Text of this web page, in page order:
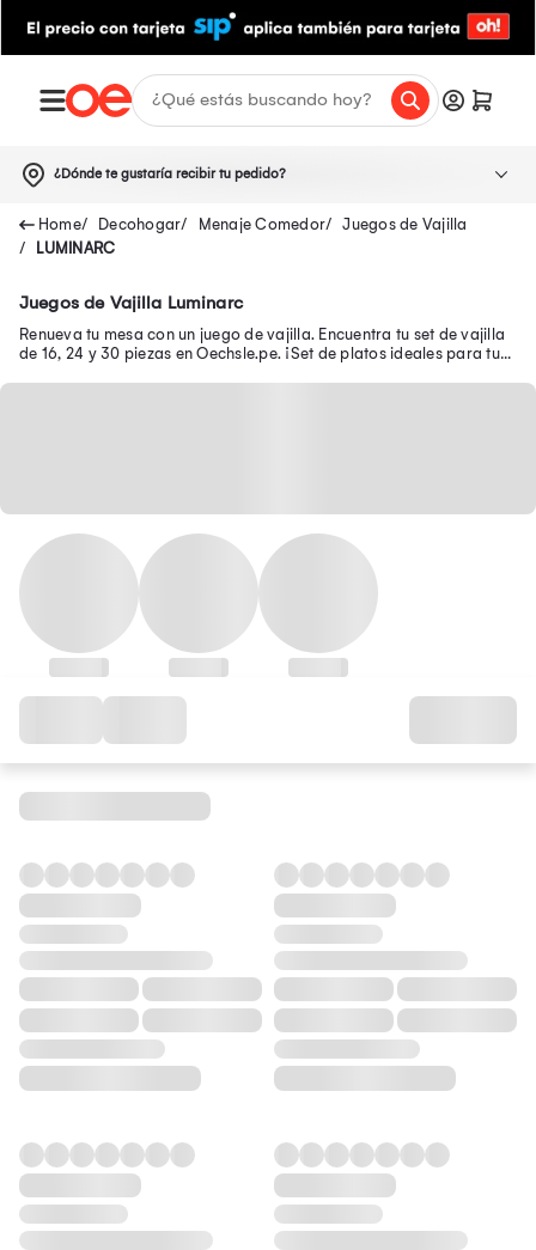
¿Dónde te gustaría recibir tu pedido?
Decohogar Menaje Comedor
Juegos de Vajilla
LUMINARC
Juegos de Vajilla Luminarc
Renueva tu mesa con un juego de vajilla. Encuentra tu set de vajilla
de 16, 24 y 30 piezas en Oechsle.pe. ¡Set de platos ideales para tu